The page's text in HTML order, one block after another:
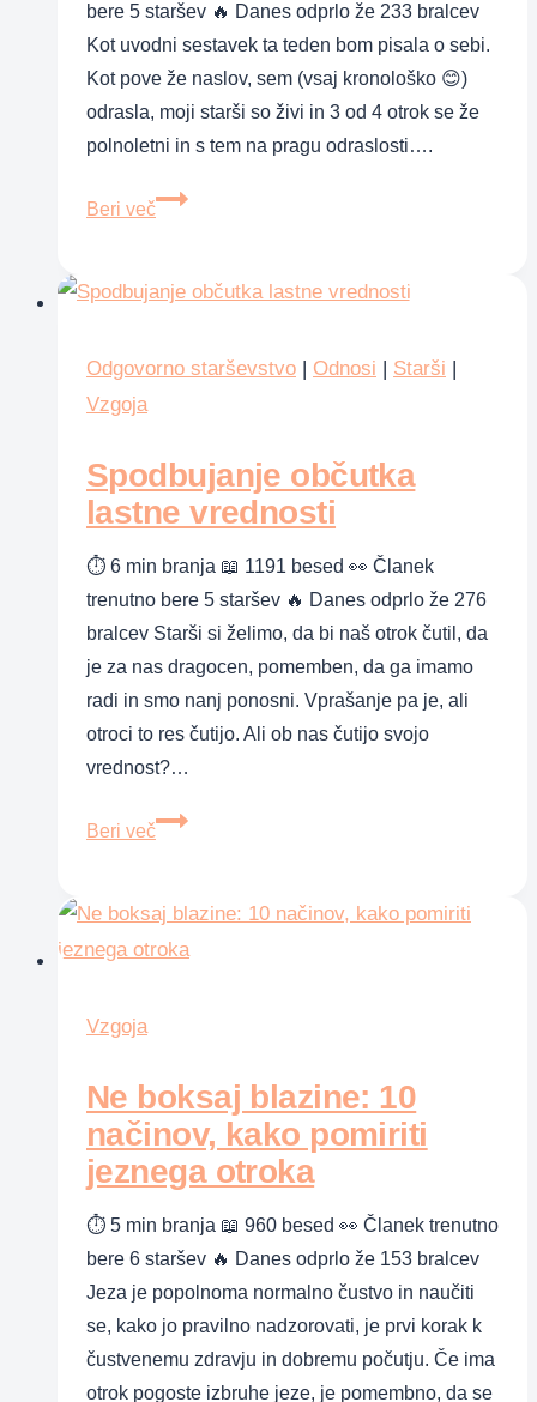
bere 5 staršev 🔥 Danes odprlo že 233 bralcev
Kot uvodni sestavek ta teden bom pisala o sebi.
Kot pove že naslov, sem (vsaj kronološko 😊)
odrasla, moji starši so živi in 3 od 4 otrok se že
polnoletni in s tem na pragu odraslosti….
Beri več
Kaj
otroci
Odgovorno starševstvo | Odnosi | Starši |
Vzgoja
Spodbujanje občutka
lastne vrednosti
⏱ 6 min branja 📖 1191 besed 👀 Članek
trenutno bere 5 staršev 🔥 Danes odprlo že 276
bralcev Starši si želimo, da bi naš otrok čutil, da
je za nas dragocen, pomemben, da ga imamo
radi in smo nanj ponosni. Vprašanje pa je, ali
otroci to res čutijo. Ali ob nas čutijo svojo
vrednost?…
Beri več
Spodbujanje
vrednosti
Vzgoja
Ne boksaj blazine: 10
načinov, kako pomiriti
jeznega otroka
⏱ 5 min branja 📖 960 besed 👀 Članek trenutno
bere 6 staršev 🔥 Danes odprlo že 153 bralcev
Jeza je popolnoma normalno čustvo in naučiti
se, kako jo pravilno nadzorovati, je prvi korak k
čustvenemu zdravju in dobremu počutju. Če ima
otrok pogoste izbruhe jeze, je pomembno, da se